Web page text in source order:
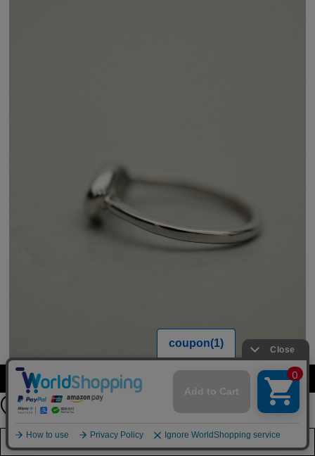
カラーを選択する（フリーサイズ）
店舗在庫を見る
公式LINEアカウント
お友達登録で
詳しくはこちら